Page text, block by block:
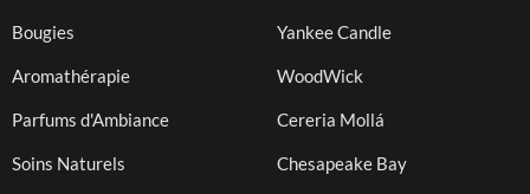
Bougies
Aromathérapie
Parfums d'Ambiance
Soins Naturels
Yankee Candle
WoodWick
Cereria Mollá
Chesapeake Bay